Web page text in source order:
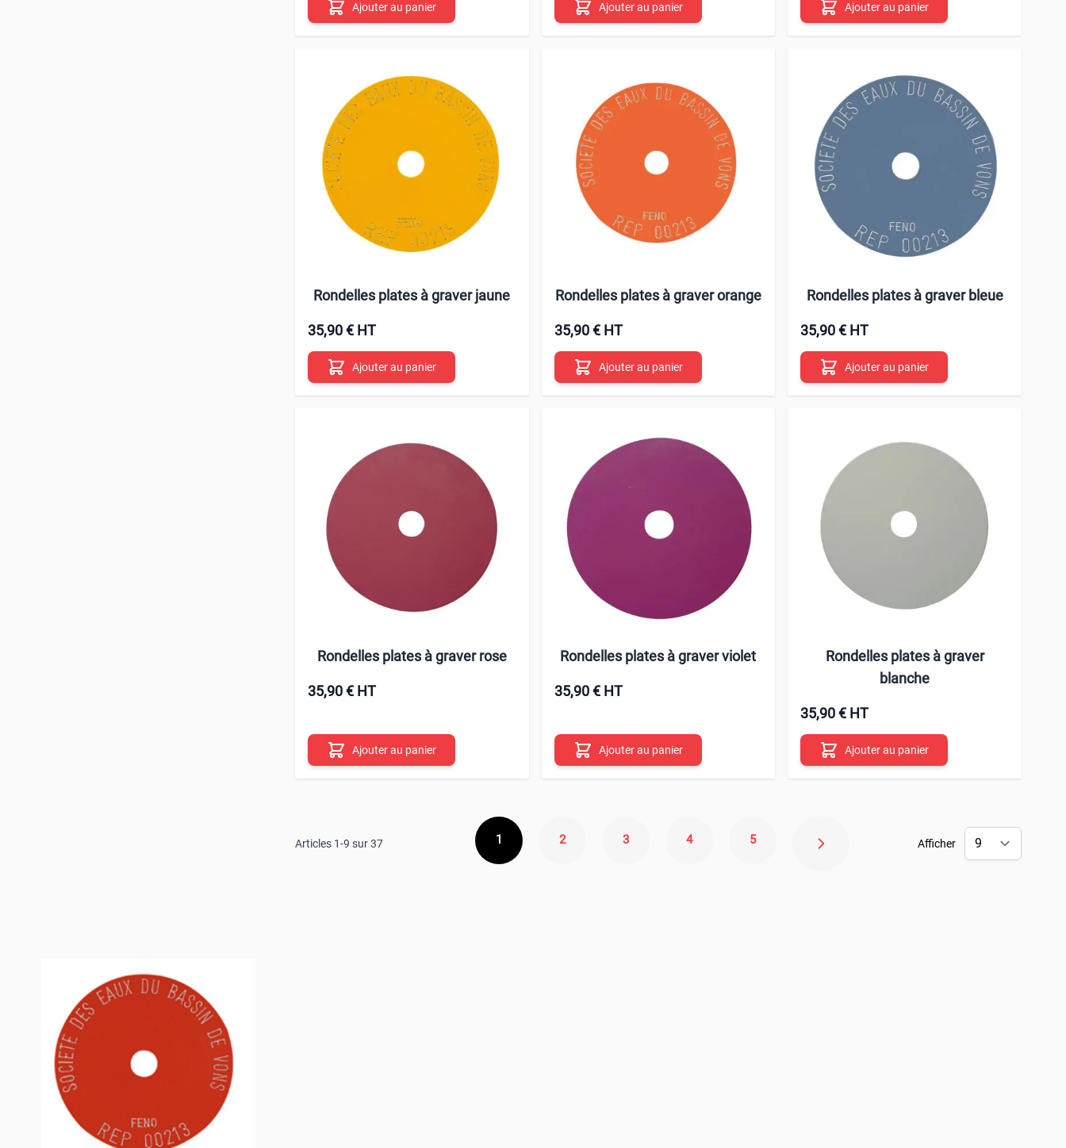
Ajouter au panier Ajouter au panier Ajouter au panier
Rondelles plates à graver jaune
35,90 € HT
Ajouter au panier
Rondelles plates à graver orange
35,90 € HT
Ajouter au panier
Rondelles plates à graver bleue
35,90 € HT
Ajouter au panier
Rondelles plates à graver rose
35,90 € HT
Ajouter au panier
Rondelles plates à graver violet
35,90 € HT
Ajouter au panier
Rondelles plates à graver
blanche
35,90 € HT
Ajouter au panier
Articles 1-9 sur37 Vous lisez actuellement la page
1 Page
2 Page
3 Page
4 Page
5 Afficher